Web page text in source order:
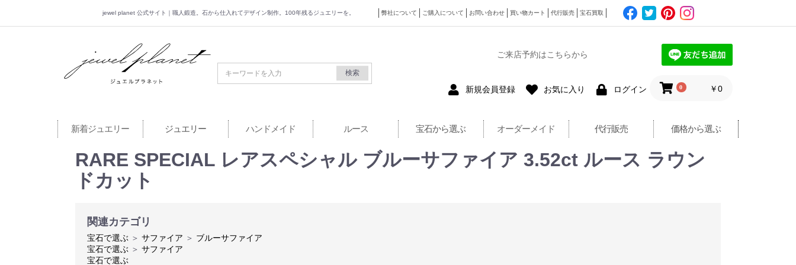
jewel planet 公式サイト｜職人鍛造。石から仕入れてデザイン制作。100年残るジュエリーを。 弊社について ご購入について お問い合わせ 買い物カート 代行販売 宝石買取
jewel planet 公式サイト
検索
ご来店予約はこちらから
新規会員登録 お気に入り ログイン 0 ￥0
新着ジュエリー ジュエリー ハンドメイド ルース 宝石から選ぶ オーダーメイド 代行販売 価格から選ぶ
RARE SPECIAL レアスペシャル ブルーサファイア 3.52ct ルース ラウン
ドカット
関連カテゴリ
宝石で選ぶ ＞ サファイア ＞ ブルーサファイア
宝石で選ぶ ＞ サファイア
宝石で選ぶ